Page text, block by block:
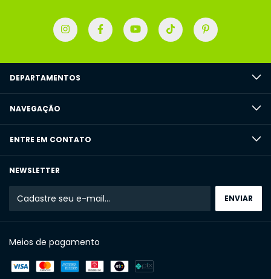
DEPARTAMENTOS
NAVEGAÇÃO
ENTRE EM CONTATO
NEWSLETTER
Meios de pagamento